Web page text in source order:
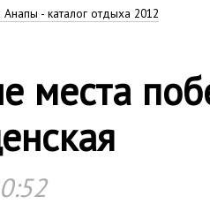
- каталог отдыха 2012
места